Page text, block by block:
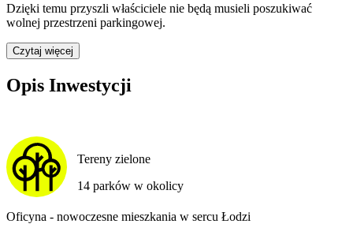
Dzięki temu przyszli właściciele nie będą musieli poszukiwać
wolnej przestrzeni parkingowej.
Czytaj więcej
Opis Inwestycji
Tereny zielone
14 parków w okolicy
Oficyna - nowoczesne mieszkania w sercu Łodzi